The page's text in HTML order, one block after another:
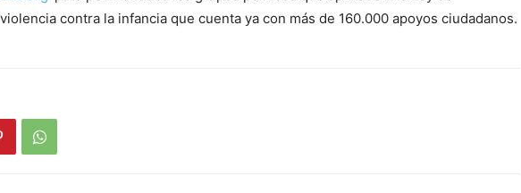
contra la infancia que cuenta ya con más de 160.000 apoyos ciudadanos.